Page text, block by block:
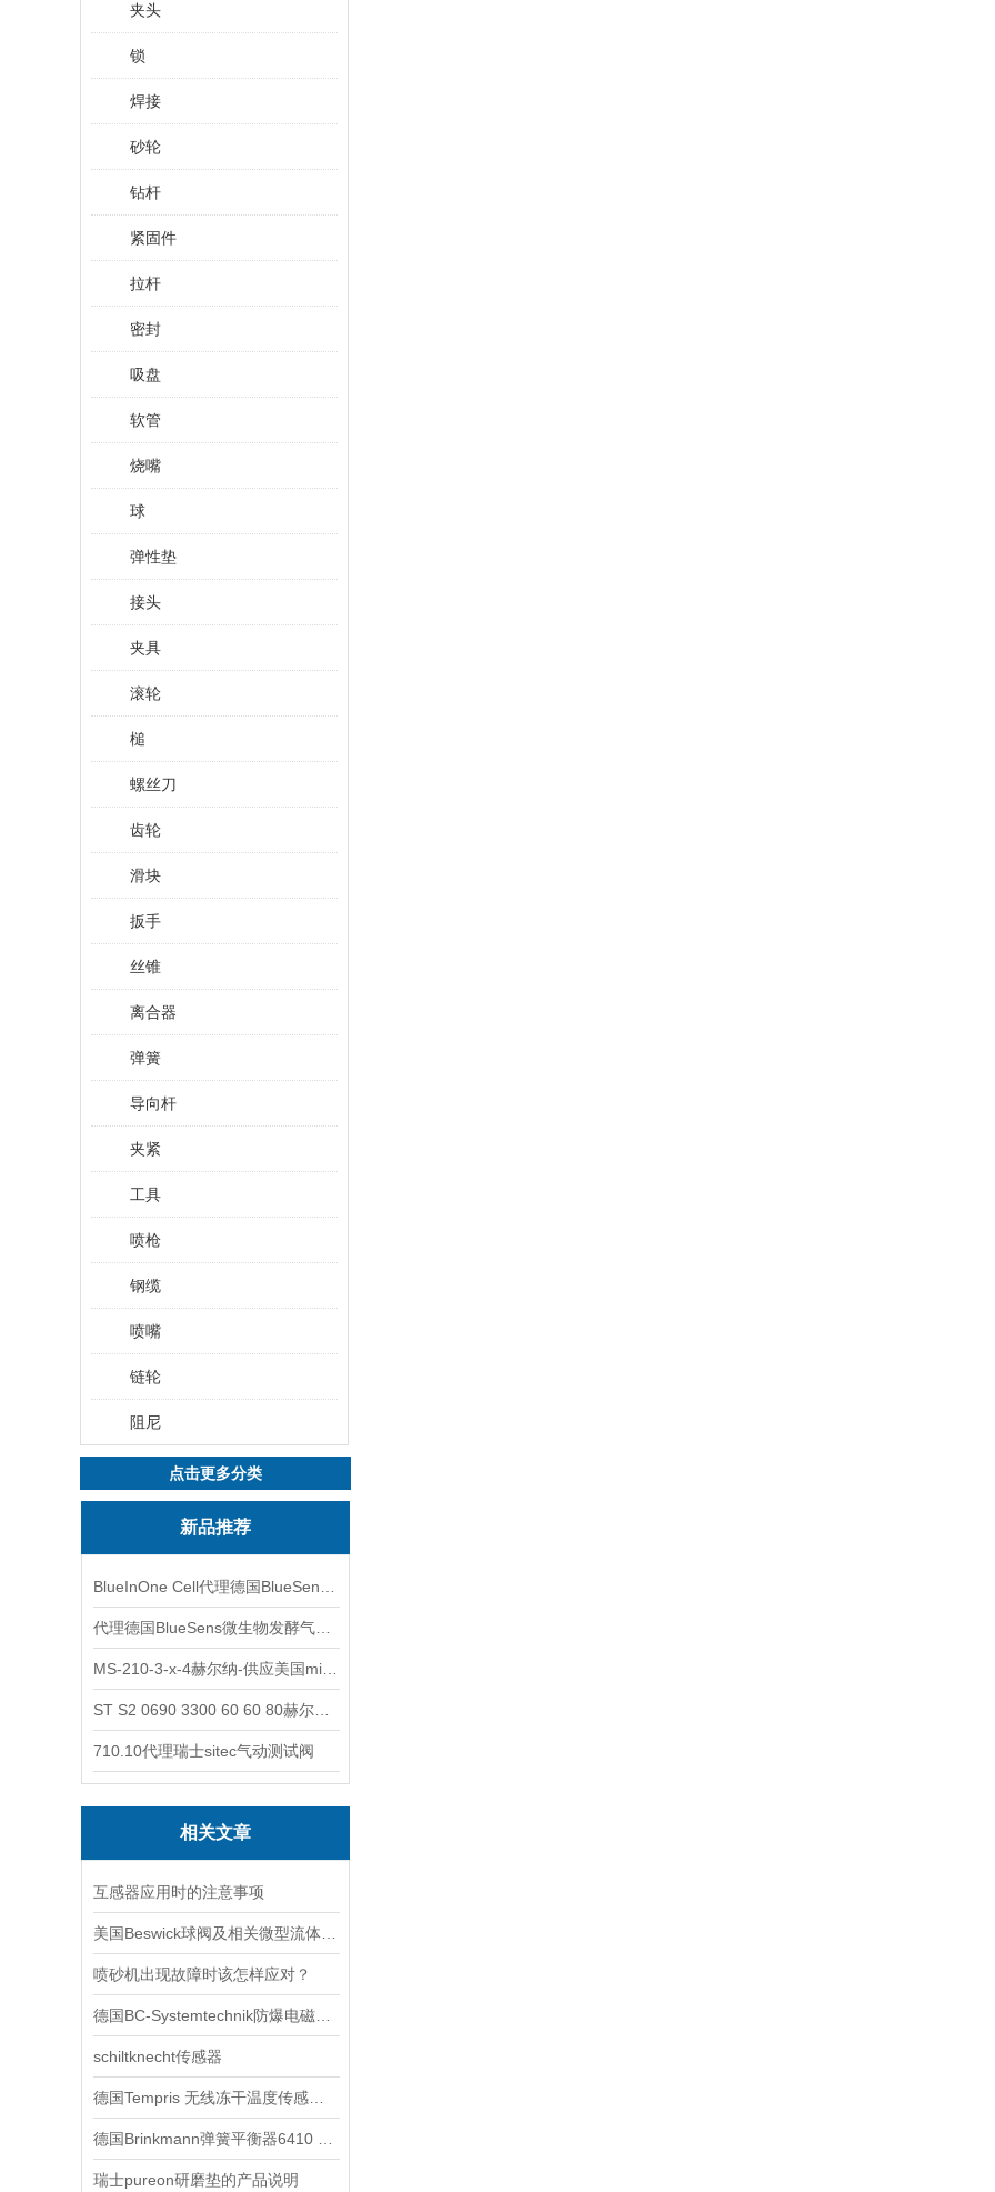
夹头
锁
焊接
砂轮
钻杆
紧固件
拉杆
密封
吸盘
软管
烧嘴
球
弹性垫
接头
夹具
滚轮
槌
螺丝刀
齿轮
滑块
扳手
丝锥
离合器
弹簧
导向杆
夹紧
工具
喷枪
钢缆
喷嘴
链轮
阻尼
点击更多分类
新品推荐
710.10代理瑞士sitec气动测试阀
相关文章
互感器应用时的注意事项
喷砂机出现故障时该怎样应对？
schiltknecht传感器
瑞士pureon研磨垫的产品说明